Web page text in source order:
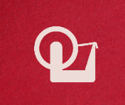
事業協力先募集
お問い合わせ